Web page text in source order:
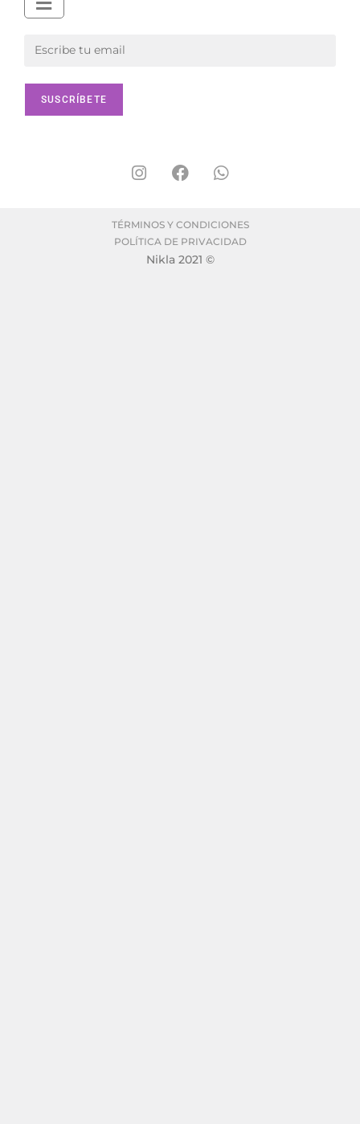
TÉRMINOS Y CONDICIONES
POLÍTICA DE PRIVACIDAD
Nikla 2021 ©